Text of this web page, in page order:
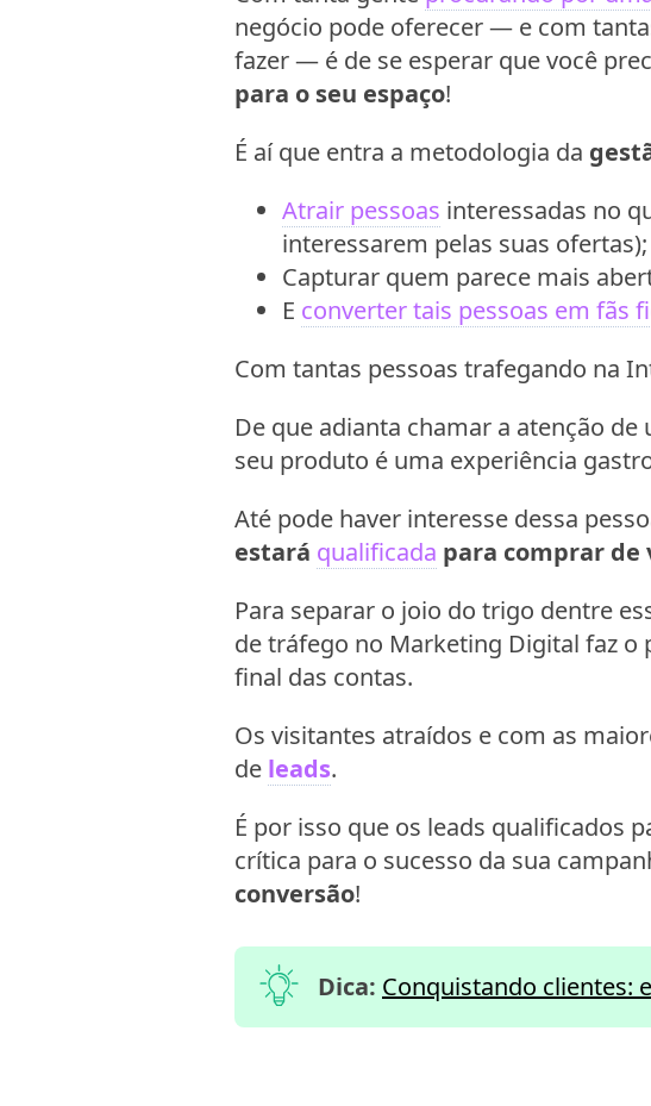
negócio pode oferecer — e com
fazer — é de se esperar que você
para o seu espaço!
É aí que entra a metodologia da
Atrair pessoas interessadas no
interessarem pelas suas ofertas);
Capturar quem parece mais
E converter tais pessoas em fãs
Com tantas pessoas trafegando na
De que adianta chamar a atenção
seu produto é uma experiência
Até pode haver interesse dessa
estará qualificada para comprar de
Para separar o joio do trigo dentre
de tráfego no Marketing Digital faz o
final das contas.
Os visitantes atraídos e com as
de leads.
É por isso que os leads qualificados
crítica para o sucesso da sua
conversão!
Dica: Conquistando clientes: